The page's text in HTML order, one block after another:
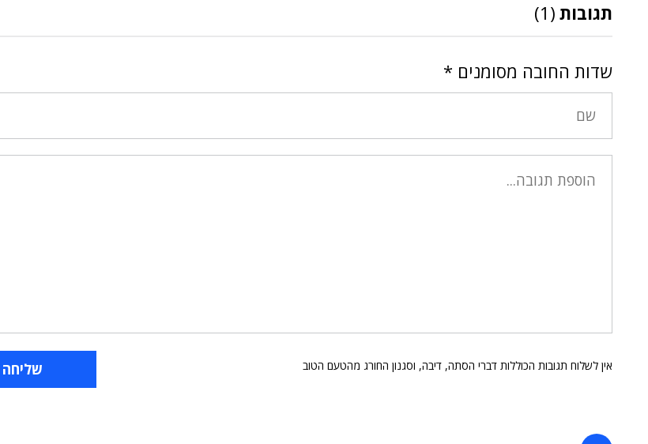
תגובות (1)
שדות החובה מסומנים *
אין לשלוח תגובות הכוללות דברי הסתה, דיבה, וסגנון החורג מהטעם הטוב